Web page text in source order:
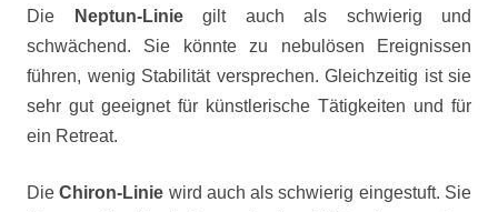
Die Neptun-Liniegilt auch als schwierig und
schwächend. Sie könnte zu nebulösen Ereignissen
führen, wenig Stabilität versprechen. Gleichzeitig ist sie
sehr gut geeignet für künstlerische Tätigkeiten und für
ein Retreat.
DieChiron-Linie wird auch als schwierig eingestuft. Sie